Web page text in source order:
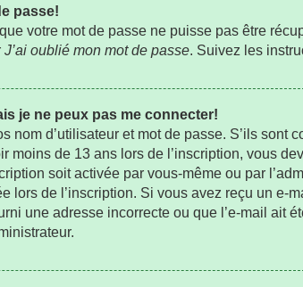
passe!
votre mot de passe ne puisse pas être
J’ai oublié mon mot de passe. Suivez les
je ne peux pas me connecter!
nom d’utilisateur et mot de passe. S’ils
moins de 13 ans lors de l’inscription, vous
soit activée par vous-même ou par
lors de l’inscription. Si vous avez reçu un e-
une adresse incorrecte ou que l’e-mail ait